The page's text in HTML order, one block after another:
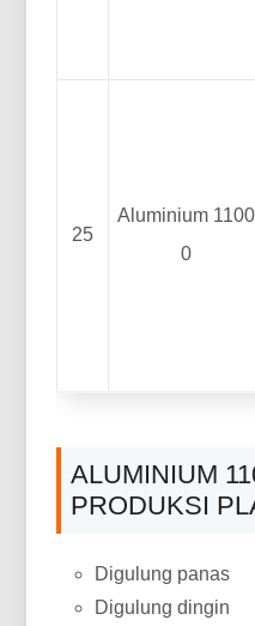
25
Aluminium 1100
0
ALUMINIUM
PRODUKSI
Digulung panas
Digulung dingin